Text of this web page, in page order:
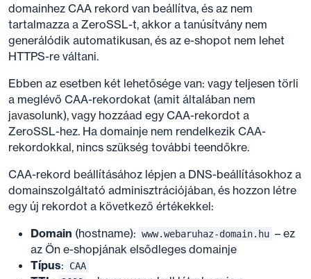
domainhez CAA rekord van beállítva, és az nem
tartalmazza a ZeroSSL-t, akkor a tanúsítvány nem
generálódik automatikusan, és az e-shopot nem lehet
HTTPS-re váltani.
Ebben az esetben két lehetősége van: vagy teljesen törli
a meglévő CAA-rekordokat (amit általában nem
javasolunk), vagy hozzáad egy CAA-rekordot a
ZeroSSL-hez. Ha domainje nem rendelkezik CAA-
rekordokkal, nincs szükség további teendőkre.
CAA-rekord beállításához lépjen a DNS-beállításokhoz a
domainszolgáltató adminisztrációjában, és hozzon létre
egy új rekordot a következő értékekkel:
Domain (hostname): www.webaruhaz-domain.hu – ez
az Ön e-shopjának elsődleges domainje
Típus: CAA